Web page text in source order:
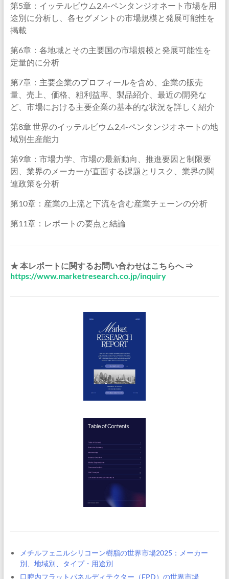
第5章：イッテルビウム2,4-ペンタンジオネート市場を用
途別に分析し、各セグメントの市場規模と発展可能性を
掲載
第6章：各地域とその主要国の市場規模と発展可能性を
定量的に分析
第7章：主要企業のプロフィールを含め、企業の販売
量、売上、価格、粗利益率、製品紹介、最近の開発な
ど、市場における主要企業の基本的な状況を詳しく紹介
第8章 世界のイッテルビウム2,4-ペンタンジオネートの地
域別生産能力
第9章：市場力学、市場の最新動向、推進要因と制限要
因、業界のメーカーが直面する課題とリスク、業界の関
連政策を分析
第10章：産業の上流と下流を含む産業チェーンの分析
第11章：レポートの要点と結論
★ 本レポートに関するお問い合わせはこちらへ ⇒
https://www.marketresearch.co.jp/inquiry
メチルフェニルシリコーン樹脂の世界市場2025：メーカー
別、地域別、タイプ・用途別
口腔内フラットパネルディテクター（FPD）の世界市場